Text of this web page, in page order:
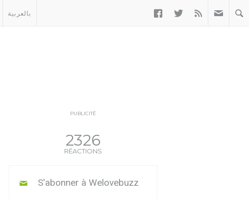
بالعربية   
PUBLICITÉ
2326
RÉACTIONS
S'abonner à Welovebuzz